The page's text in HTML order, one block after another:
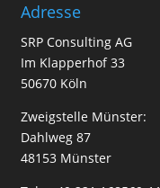
Adresse
SRP Consulting AG
Im Klapperhof 33
50670 Köln
Zweigstelle Münster:
Dahlweg 87
48153 Münster